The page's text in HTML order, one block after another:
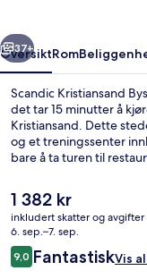
Neste
37+
OversiktRom
Scandic Kristiansand
det tar 15 minutter å
Kristiansand. Dette
og et treningssenter
bare å ta turen til
reisende skryter av
Den
nåværende
prisen
er
1 382 kr
1 382 kr
inkludert skatter og avgifter
6. sep.–7. sep.
Anmeldelser
9,09,0 av 10 –
FantastiskVis